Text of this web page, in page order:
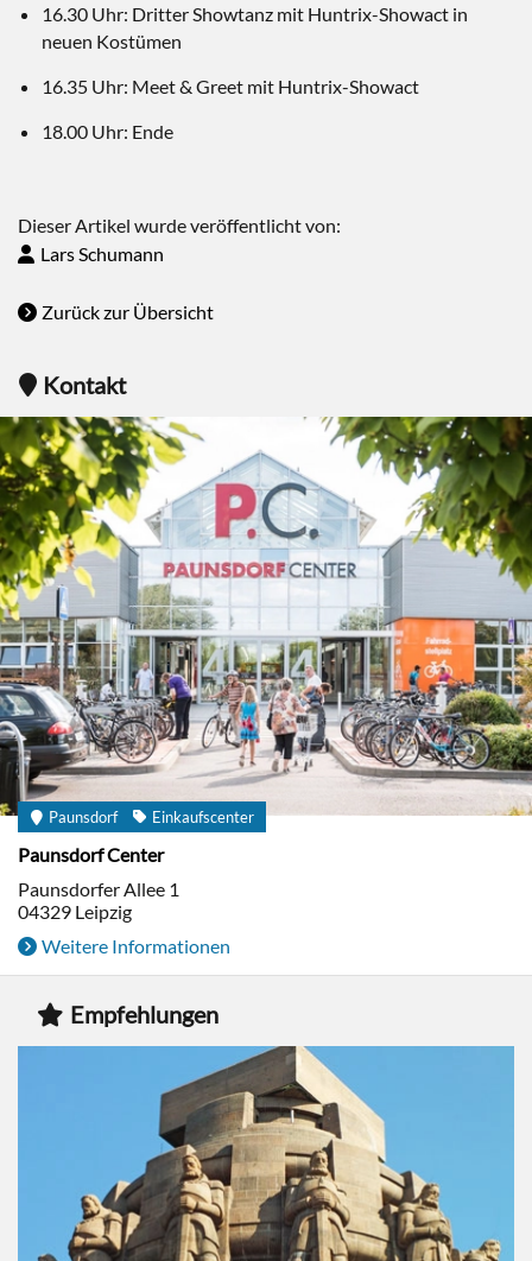
16.30 Uhr: Dritter Showtanz mit Huntrix-Showact in
neuen Kostümen
16.35 Uhr: Meet & Greet mit Huntrix-Showact
18.00 Uhr: Ende
Dieser Artikel wurde veröffentlicht von:
Lars Schumann
Zurück zur Übersicht
Kontakt
Paunsdorf Einkaufscenter
Paunsdorf Center
Paunsdorfer Allee 1
04329 Leipzig
Weitere Informationen
Empfehlungen